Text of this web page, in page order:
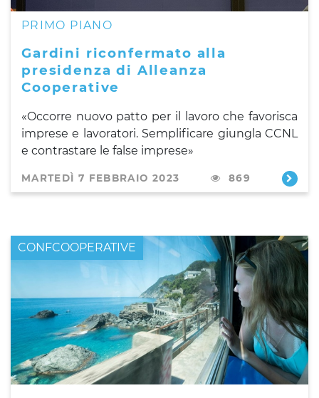
PRIMO PIANO
Gardini riconfermato alla
presidenza di Alleanza
Cooperative
«Occorre nuovo patto per il lavoro che favorisca
imprese e lavoratori. Semplificare giungla CCNL
e contrastare le false imprese»
MARTEDÌ 7 FEBBRAIO 2023 869
CONFCOOPERATIVE